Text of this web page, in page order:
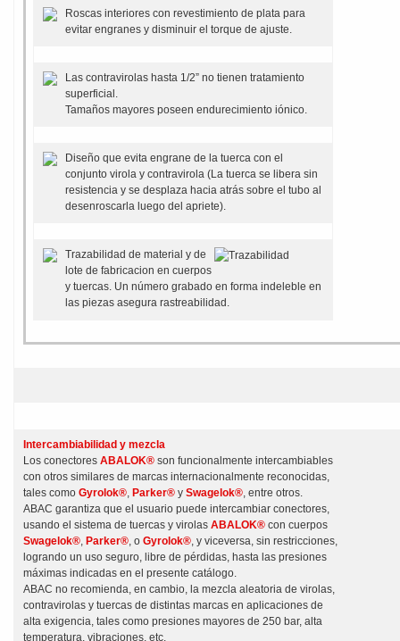
Roscas interiores con revestimiento de plata para
evitar engranes y disminuir el torque de ajuste.
Las contravirolas hasta 1/2” no tienen tratamiento
superficial.
Tamaños mayores poseen endurecimiento iónico.
Diseño que evita engrane de la tuerca con el
conjunto virola y contravirola (La tuerca se libera sin
resistencia y se desplaza hacia atrás sobre el tubo al
desenroscarla luego del apriete).
Trazabilidad de material y de
lote de fabricacion en cuerpos
y tuercas. Un número grabado en forma indeleble en
las piezas asegura rastreabilidad.
Intercambiabilidad y mezcla
Los conectores ABALOK® son funcionalmente intercambiables
con otros similares de marcas internacionalmente reconocidas,
tales como Gyrolok®, Parker® y Swagelok®, entre otros.
ABAC garantiza que el usuario puede intercambiar conectores,
usando el sistema de tuercas y virolas ABALOK® con cuerpos
Swagelok®, Parker®, o Gyrolok®, y viceversa, sin restricciones,
logrando un uso seguro, libre de pérdidas, hasta las presiones
máximas indicadas en el presente catálogo.
ABAC no recomienda, en cambio, la mezcla aleatoria de virolas,
contravirolas y tuercas de distintas marcas en aplicaciones de
alta exigencia, tales como presiones mayores de 250 bar, alta
temperatura, vibraciones, etc.